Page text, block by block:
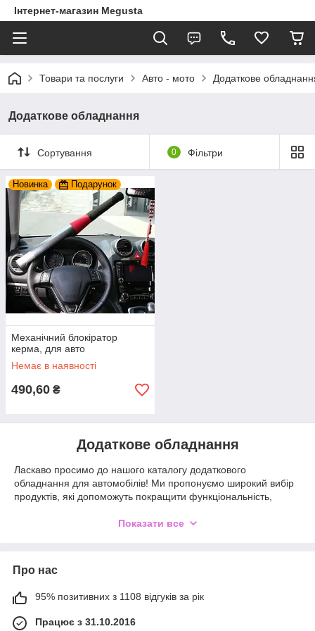
Інтернет-магазин Megusta
Товари та послуги Авто - мото Додаткове
Додаткове обладнання
Сортування 0 Фільтри
Новинка Подарунок
Механічний блокіратор
керма, для авто
Немає в наявності
490,60 ₴
Додаткове обладнання
Ласкаво просимо до нашого каталогу додаткового
обладнання для автомобілів! Ми пропонуємо широкий вибір
продуктів, які допоможуть покращити функціональність,
Наш асортимент включає все необхідне для вашого
іншого. Ми працюємо тільки з якісними та надійними
наших продуктів.
Ми розуміємо, що кожен автовласник має свої власні
потреби та уподобання, тому ми пропонуємо індивідуальний
Показати все
Про нас
95% позитивних з 1108 відгуків за рік
Працює з 31.10.2016